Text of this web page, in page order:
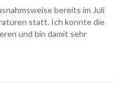
bereits im Juli
statt. Ich konnte die
und bin damit sehr